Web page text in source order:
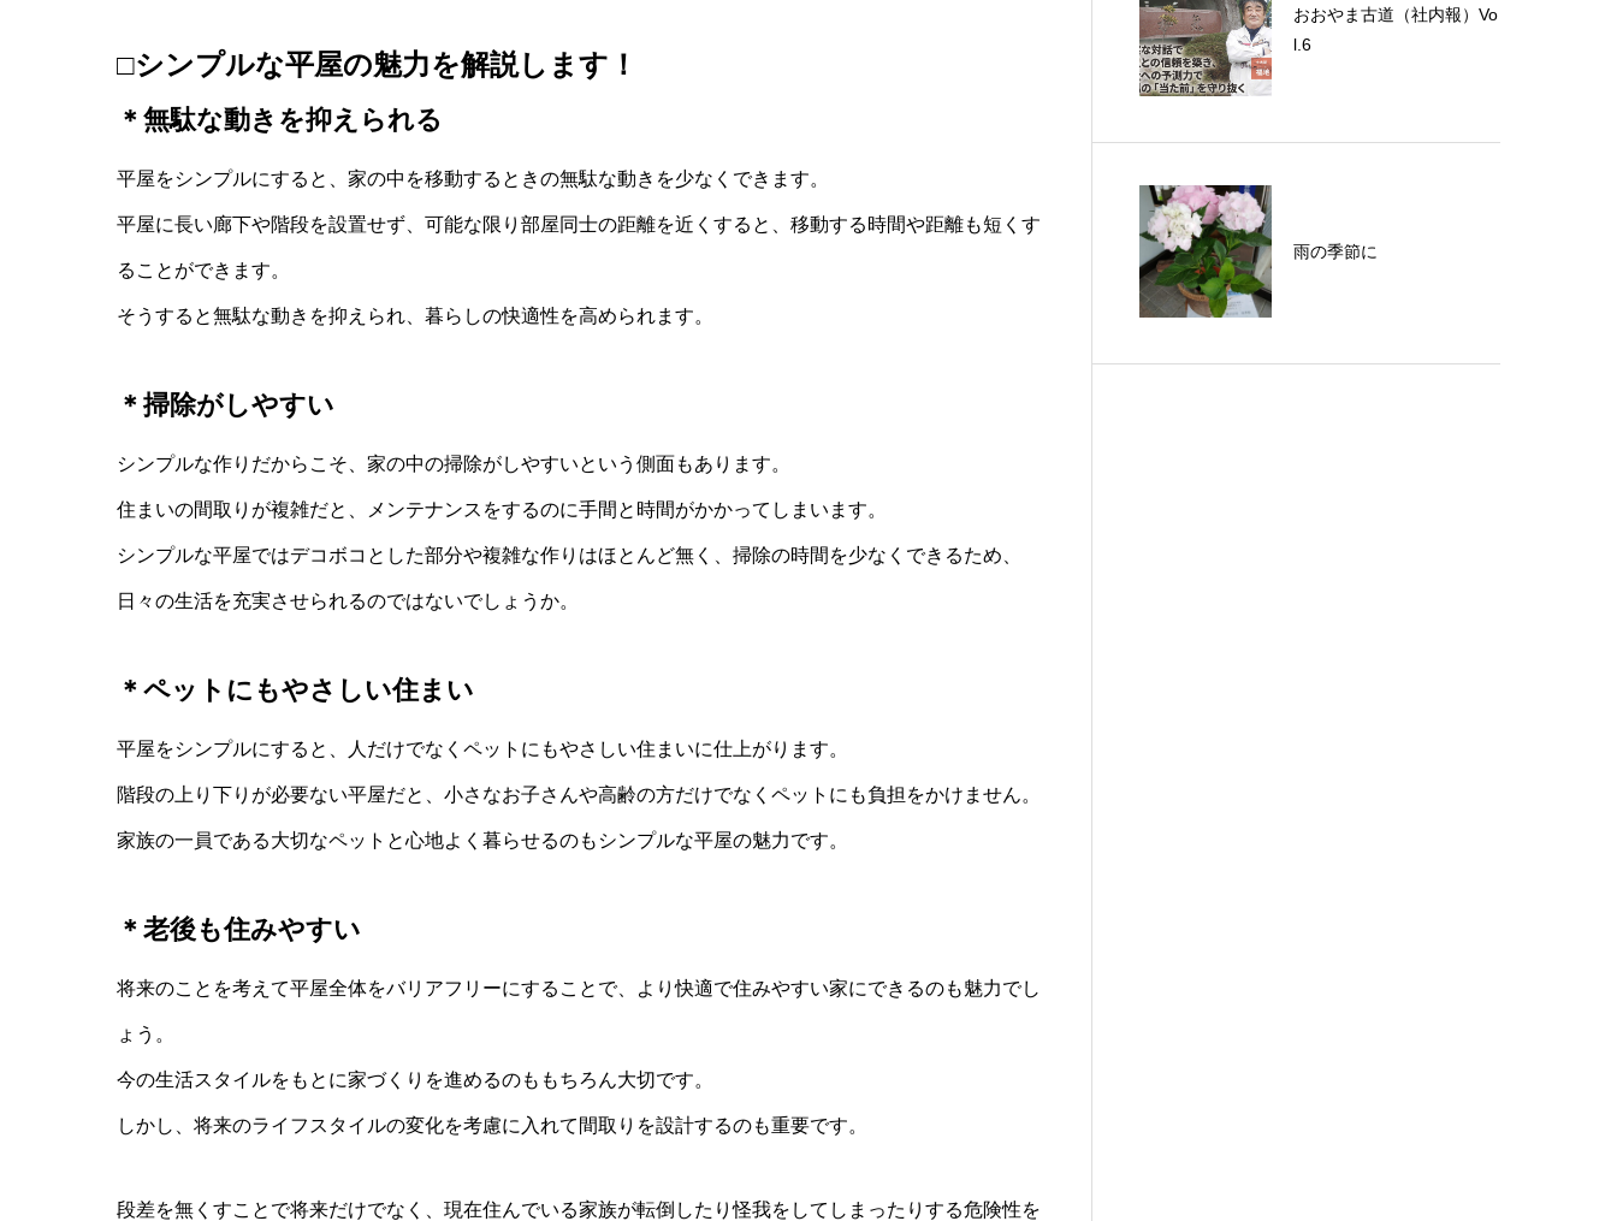
□シンプルな平屋の魅力を解説します！
＊無駄な動きを抑えられる
平屋をシンプルにすると、家の中を移動するときの無駄な動きを少なくできます。
平屋に長い廊下や階段を設置せず、可能な限り部屋同士の距離を近くすると、移動する時間や距離も短くす
ることができます。
そうすると無駄な動きを抑えられ、暮らしの快適性を高められます。
＊掃除がしやすい
シンプルな作りだからこそ、家の中の掃除がしやすいという側面もあります。
住まいの間取りが複雑だと、メンテナンスをするのに手間と時間がかかってしまいます。
シンプルな平屋ではデコボコとした部分や複雑な作りはほとんど無く、掃除の時間を少なくできるため、
日々の生活を充実させられるのではないでしょうか。
＊ペットにもやさしい住まい
平屋をシンプルにすると、人だけでなくペットにもやさしい住まいに仕上がります。
階段の上り下りが必要ない平屋だと、小さなお子さんや高齢の方だけでなくペットにも負担をかけません。
家族の一員である大切なペットと心地よく暮らせるのもシンプルな平屋の魅力です。
＊老後も住みやすい
将来のことを考えて平屋全体をバリアフリーにすることで、より快適で住みやすい家にできるのも魅力でし
ょう。
今の生活スタイルをもとに家づくりを進めるのももちろん大切です。
しかし、将来のライフスタイルの変化を考慮に入れて間取りを設計するのも重要です。
段差を無くすことで将来だけでなく、現在住んでいる家族が転倒したり怪我をしてしまったりする危険性を
おおやま古道（社内報）Vo
l.6
雨の季節に